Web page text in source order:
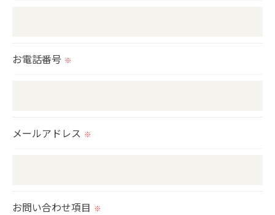
当社では、利用目的の達成に必要な範囲において、
お電話番号 ※
メールアドレス ※
お問い合わせ項目 ※